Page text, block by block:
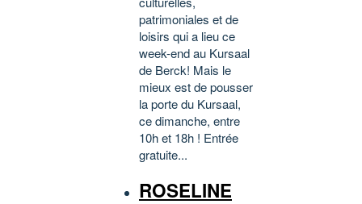
patrimoniales et de
loisirs qui a lieu ce
week-end au Kursaal
de Berck! Mais le
mieux est de pousser
la porte du Kursaal,
ce dimanche, entre
10h et 18h ! Entrée
gratuite...
ROSELINE